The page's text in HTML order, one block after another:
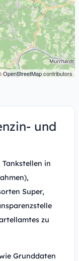
OpenStreetMapcontributors
und
in
Super,
zu
Grunddaten